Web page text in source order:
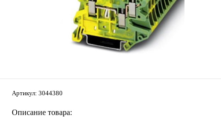
Артикул: 3044380
Описание товара: